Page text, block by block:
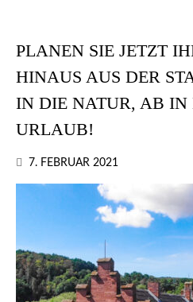
PLANEN SIE JETZT
HINAUS AUS DER
IN DIE NATUR, AB IN
URLAUB!
7. FEBRUAR 2021